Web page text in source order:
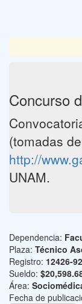
Concurso
(tomadas
http://
UNAM.
Dependencia:
Plaza: Técnico
Registro: 12426-92
Sueldo:
Área:
Fecha de